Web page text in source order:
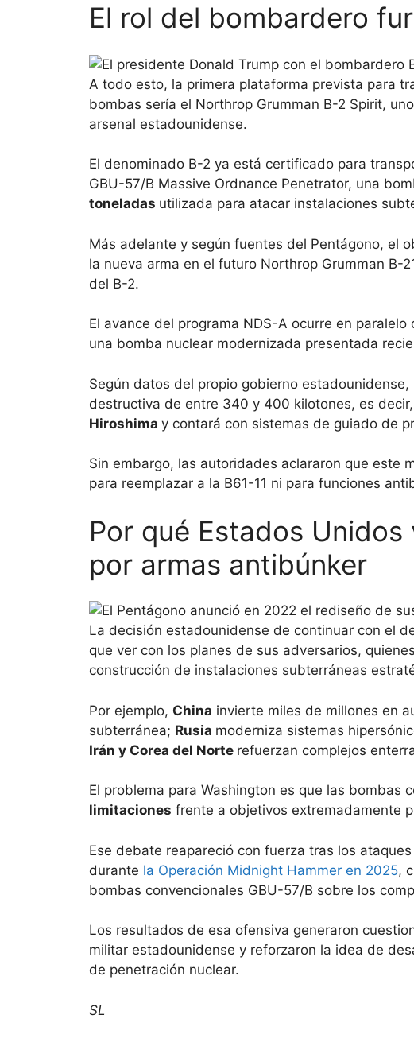
El rol del bombardero
A todo esto, la primera plataforma prevista para
bombas sería el Northrop Grumman B-2 Spirit,
arsenal estadounidense.
El denominado B-2 ya está certificado para
GBU-57/B Massive Ordnance Penetrator, una
toneladas utilizada para atacar instalaciones
Más adelante y según fuentes del Pentágono, el
la nueva arma en el futuro Northrop Grumman B-
del B-2.
El avance del programa NDS-A ocurre en
una bomba nuclear modernizada presentada
Según datos del propio gobierno
destructiva de entre 340 y 400 kilotones, es
Hiroshima y contará con sistemas de guiado de
Sin embargo, las autoridades aclararon que este
para reemplazar a la B61-11 ni para funciones
Por qué Estados
por armas antibúnker
La decisión estadounidense de continuar con el
que ver con los planes de sus adversarios,
construcción de instalaciones subterráneas
Por ejemplo, China invierte miles de millones en
subterránea; Rusia moderniza sistemas
Irán y Corea del Norte refuerzan complejos
El problema para Washington es que las bombas
limitaciones frente a objetivos extremadamente
Ese debate reapareció con fuerza tras los
durante la Operación Midnight Hammer en 2025,
bombas convencionales GBU-57/B sobre los
Los resultados de esa ofensiva generaron
militar estadounidense y reforzaron la idea de
de penetración nuclear.
SL